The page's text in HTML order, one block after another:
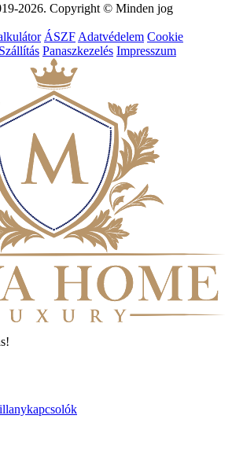
2026. Copyright © Minden jog
ÁSZF Adatvédelem Cookie
Szállítás Panaszkezelés Impresszum